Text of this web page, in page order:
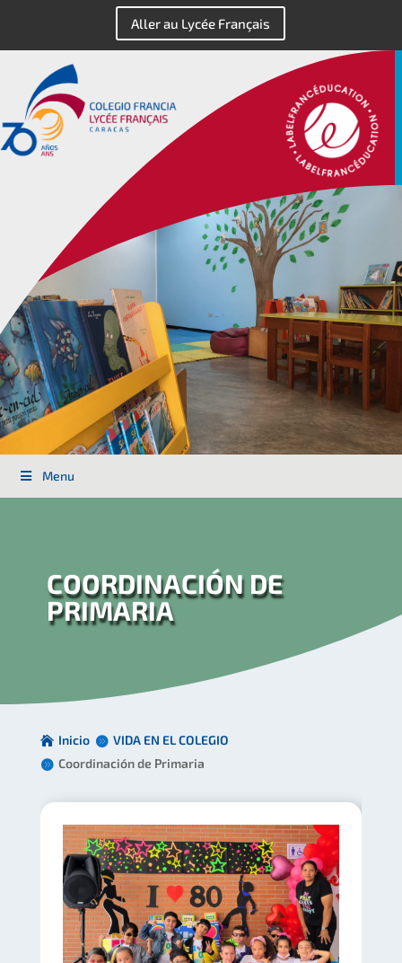
Aller au Lycée Français
Menu
COORDINACIÓN DE
PRIMARIA
Inicio
VIDA EN EL COLEGIO
Coordinación de Primaria